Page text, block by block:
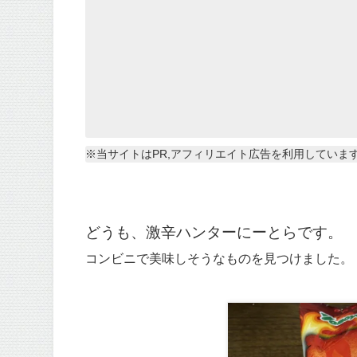
※当サイトはPR,アフィリエイト広告を利用していま
どうも、激辛ハンターにーとらです。
コンビニで美味しそうなものを見つけました。